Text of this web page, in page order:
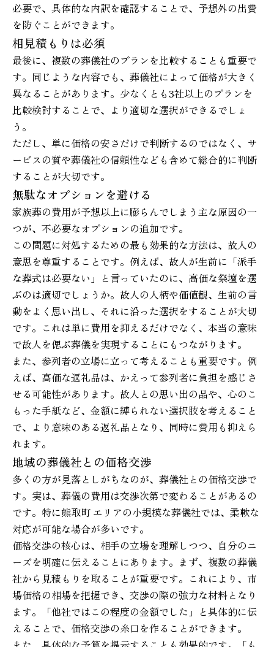
必要で、具体的な内訳を確認することで、予想外の出費
を防ぐことができます。
相見積もりは必須
最後に、複数の葬儀社のプランを比較することも重要で
す。同じような内容でも、葬儀社によって価格が大きく
異なることがあります。少なくとも3社以上のプランを
比較検討することで、より適切な選択ができるでしょ
う。
ただし、単に価格の安さだけで判断するのではなく、サ
ービスの質や葬儀社の信頼性なども含めて総合的に判断
することが大切です。
無駄なオプションを避ける
家族葬の費用が予想以上に膨らんでしまう主な原因の一
つが、不必要なオプションの追加です。
この問題に対処するための最も効果的な方法は、故人の
意思を尊重することです。例えば、故人が生前に「派手
な葬式は必要ない」と言っていたのに、高価な祭壇を選
ぶのは適切でしょうか。故人の人柄や価値観、生前の言
動をよく思い出し、それに沿った選択をすることが大切
です。これは単に費用を抑えるだけでなく、本当の意味
で故人を偲ぶ葬儀を実現することにもつながります。
また、参列者の立場に立って考えることも重要です。例
えば、高価な返礼品は、かえって参列者に負担を感じさ
せる可能性があります。故人との思い出の品や、心のこ
もった手紙など、金額に縛られない選択肢を考えること
で、より意味のある返礼品となり、同時に費用も抑えら
れます。
地域の葬儀社との価格交渉
多くの方が見落としがちなのが、葬儀社との価格交渉で
す。実は、葬儀の費用は交渉次第で変わることがあるの
です。特に熊取町 エリアの小規模な葬儀社では、柔軟な
対応が可能な場合が多いです。
価格交渉の核心は、相手の立場を理解しつつ、自分のニ
ーズを明確に伝えることにあります。まず、複数の葬儀
社から見積もりを取ることが重要です。これにより、市
場価格の相場を把握でき、交渉の際の強力な材料となり
ます。「他社ではこの程度の金額でした」と具体的に伝
えることで、価格交渉の糸口を作ることができます。